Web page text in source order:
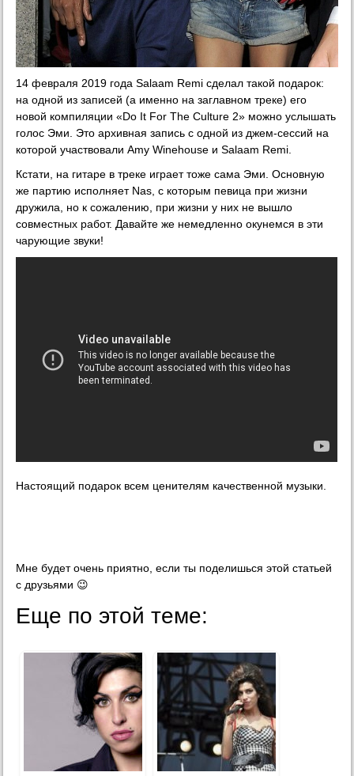
14 февраля 2019 года Salaam Remi сделал такой подарок:
на одной из записей (а именно на заглавном треке) его
новой компиляции «Do It For The Culture 2» можно услышать
голос Эми. Это архивная запись с одной из джем-сессий на
которой участвовали Amy Winehouse и Salaam Remi.
Кстати, на гитаре в треке играет тоже сама Эми. Основную
же партию исполняет Nas, с которым певица при жизни
дружила, но к сожалению, при жизни у них не вышло
совместных работ. Давайте же немедленно окунемся в эти
чарующие звуки!
Настоящий подарок всем ценителям качественной музыки.
Мне будет очень приятно, если ты поделишься этой статьей
с друзьями 😉
Еще по этой теме: